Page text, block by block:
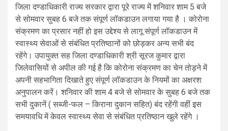
जिला दण्डाधिकारी राज्य सरकार द्वारा पूरे राज्य में शनिवार शाम 5 बजे
से सोमवार सुबह 6 बजे तक संपूर्ण लॉकडाउन लगाया गया है । कोरोना
संक्रमण का प्रसार नहीं हो इस उद्देश्य से लागू संपूर्ण लॉकडाउन में
स्वास्थ्य सेवाओं से संबंधित प्रतिष्ठानों को छोड़कर अन्य सभी बंद
रहेंगे। उपायुक्त सह जिला दण्डाधिकारी श्री सूरज कुमार द्वारा
जिलेवासियों से अपील की गई है कि कोरोना संक्रमण का चेन तोड़ने में
अपनी सहभागिता दिखाते हुए संपूर्ण लॉकडाउन के नियमों का अक्षरश:
अनुपालन करें। शनिवार की शाम 4 बजे से सोमवार के सुबह 6 बजे तक
सभी दुकानें ( सब्जी-फल – किराना दुकान सहित) बंद रहेंगी वहीं इस
समयावधि में केवल स्वास्थ्य सेवा से संबंधित प्रतिष्ठान खुले रहेंगे ।